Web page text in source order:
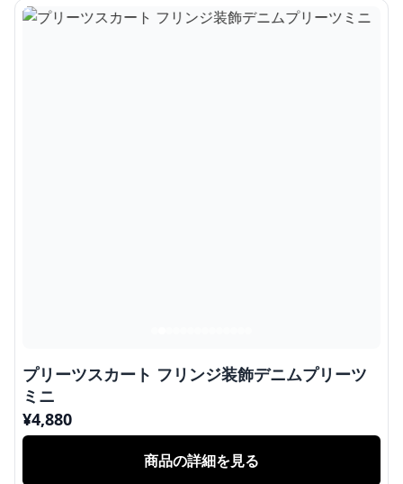
プリーツスカート フリンジ装飾デニムプリーツ
ミニ
¥4,880
商品の詳細を見る